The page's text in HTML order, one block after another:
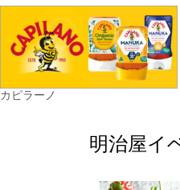
カピラーノ
明治屋イ